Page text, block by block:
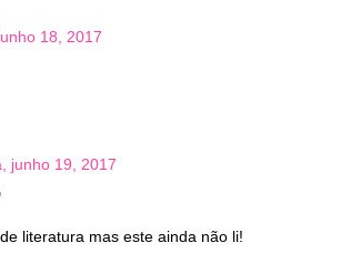
18, 2017
junho 19, 2017
literatura mas este ainda não li!